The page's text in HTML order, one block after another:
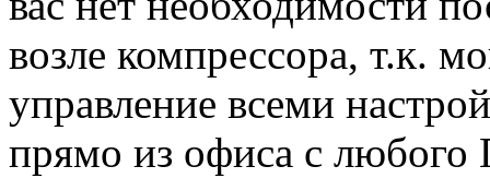
возле компрессора, т.к.
управление всеми
прямо из офиса с